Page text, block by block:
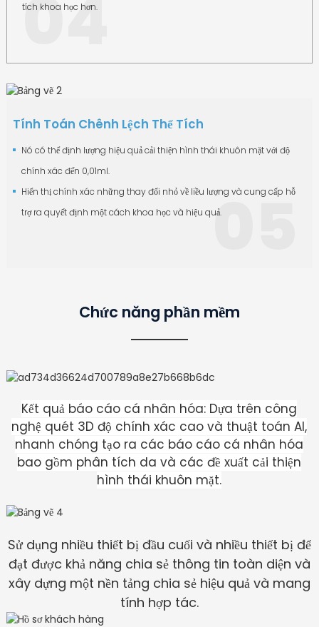
tích khoa học hơn.
04
Tính Toán Chênh Lệch Thể Tích
Nó có thể định lượng hiệu quả cải thiện hình thái khuôn mặt với độ
chính xác đến 0,01ml.
Hiển thị chính xác những thay đổi nhỏ về liều lượng và cung cấp hỗ
trợ ra quyết định một cách khoa học và hiệu quả.05
Chức năng phần mềm
Kết quả báo cáo cá nhân hóa: Dựa trên công
nghệ quét 3D độ chính xác cao và thuật toán AI,
nhanh chóng tạo ra các báo cáo cá nhân hóa
bao gồm phân tích da và các đề xuất cải thiện
hình thái khuôn mặt.
Sử dụng nhiều thiết bị đầu cuối và nhiều thiết bị để
đạt được khả năng chia sẻ thông tin toàn diện và
xây dựng một nền tảng chia sẻ hiệu quả và mang
tính hợp tác.